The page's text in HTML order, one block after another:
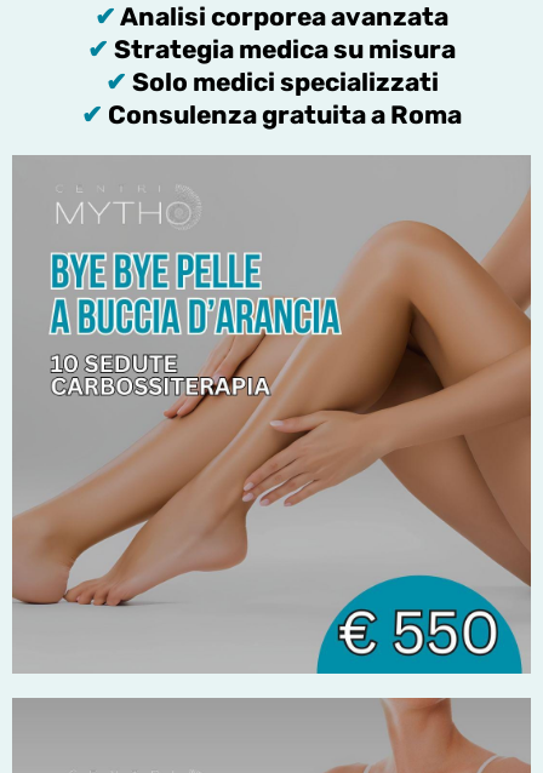
✔ Analisi corporea avanzata
✔ Strategia medica su misura
✔ Solo medici specializzati
✔ Consulenza gratuita a Roma